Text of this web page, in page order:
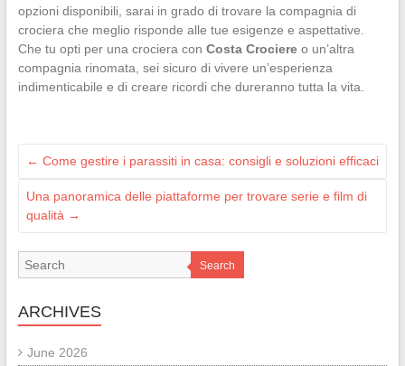
opzioni disponibili, sarai in grado di trovare la compagnia di
crociera che meglio risponde alle tue esigenze e aspettative.
Che tu opti per una crociera con Costa Crociereo un’altra
compagnia rinomata, sei sicuro di vivere un’esperienza
indimenticabile e di creare ricordi che dureranno tutta la vita.
← Come gestire i parassiti in casa: consigli e soluzioni efficaci
Una panoramica delle piattaforme per trovare serie e film di
qualità →
Search
ARCHIVES
June 2026